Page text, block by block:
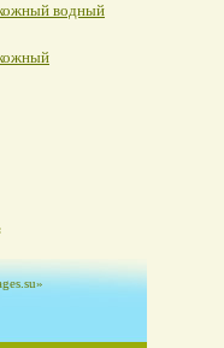
водный